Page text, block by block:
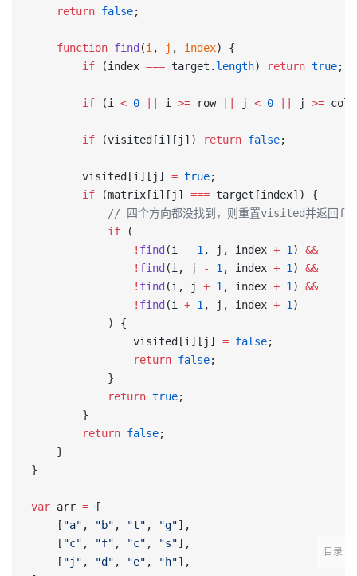
    return
false;
    function
find (i , j , index) {
        if
(index === target. length) return true;
        if
(i < 0 i >= row j < 0 j >=
        if
(visited[i][j]) return false;
        visited[i][j]
= true;
        if
(matrix[i][j] === target[index]) {
// 四个方向都没找到，则重置visited并返回
            if
(
                !
find (i - 1 , j, index + 1 ) &&
                !
find (i, j - 1 , index + 1 ) &&
                !
find (i, j + 1 , index + 1 ) &&
                !
find (i + 1 , j, index + 1 )
            ) {
                visited[i][j]
= false;
                return
false;
            }
            return
true;
        }
        return
false;
    }
}
var arr = [
    [
"a" , "b" , "t" , "g"],
    [
"c" , "f" , "c" , "s"],
    [
"j" , "d" , "e" , "h"],
目录